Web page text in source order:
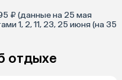
₽ (данные на 25 мая
1, 2, 11, 23, 25 июня (на 35
отдыхе